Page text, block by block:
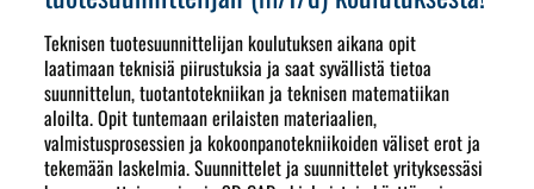
Teknisen tuotesuunnittelijan koulutuksen aikana opit
laatimaan teknisiä piirustuksia ja saat syvällistä tietoa
suunnittelun, tuotantotekniikan ja teknisen matematiikan
aloilta. Opit tuntemaan erilaisten materiaalien,
valmistusprosessien ja kokoonpanotekniikoiden väliset erot ja
tekemään laskelmia. Suunnittelet ja suunnittelet yrityksessäsi